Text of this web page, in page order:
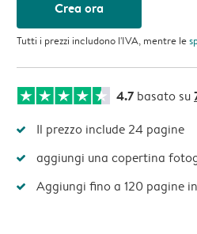
Crea ora
Tutti i prezzi includono l'IVA, mentre le
4.7 basato su
Il prezzo include 24 pagine
aggiungi una copertina
Aggiungi fino a 120 pagine